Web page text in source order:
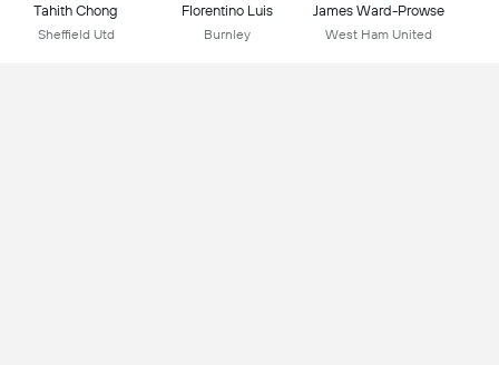
Tahith Chong
Sheffield Utd
Florentino Luis
Burnley
James Ward-Prowse
West Ham United